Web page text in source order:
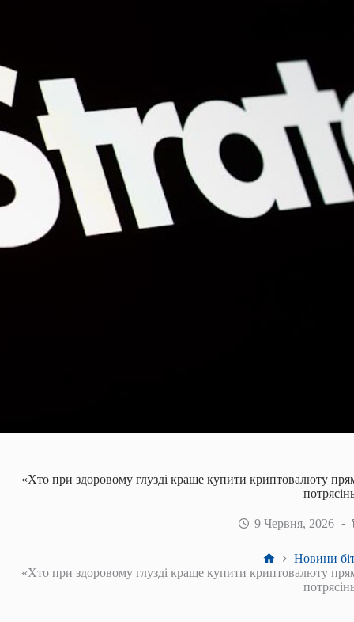
«Хто при здоровому глузді краще купити криптовалюту
9 Червня, 2026
Головна
Новини
«Хто при здоровому глузді краще купити криптовалюту